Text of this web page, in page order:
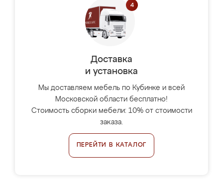
Доставка
и установка
Мы доставляем мебель по Кубинке и всей
Московской области бесплатно!
Стоимость сборки мебели: 10% от стоимости
заказа.
ПЕРЕЙТИ В КАТАЛОГ